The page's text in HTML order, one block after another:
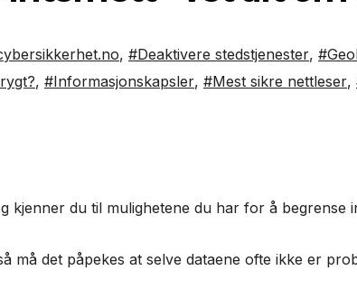
, #Deaktivere stedstjenester,
, #Informasjonskapsler, #Mest sikre nettleser,
du til mulighetene du har for å begrense
må det påpekes at selve dataene ofte ikke er